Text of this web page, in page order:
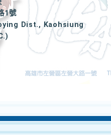
1號
Dist., Kaohsiung